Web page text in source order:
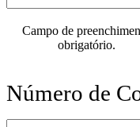
Campo de
obrigatório.
Número de